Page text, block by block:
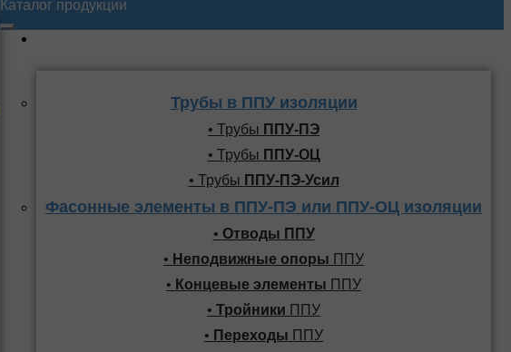
Каталог продукции
Трубы в ППУ изоляции
• Трубы ППУ-ПЭ
• Трубы ППУ-ОЦ
• Трубы ППУ-ПЭ-Усил
Фасонные элементы в ППУ-ПЭ или ППУ-ОЦ изоляции
• Отводы ППУ
• Неподвижные опоры ППУ
• Концевые элементы ППУ
• Тройники ППУ
• Переходы ППУ